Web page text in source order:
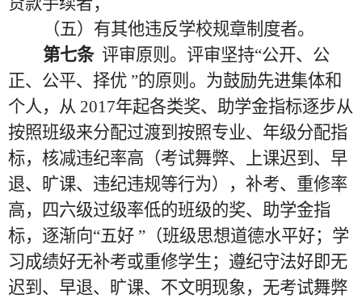
（五）有其他违反学校规章制度者。
第七条 评审原则。评审坚持“公开、公
正、公平、择优 ”的原则。为鼓励先进集体和
个人，从 2017年起各类奖、助学金指标逐步从
按照班级来分配过渡到按照专业、年级分配指
标，核减违纪率高（考试舞弊、上课迟到、早
退、旷课、违纪违规等行为），补考、重修率
高，四六级过级率低的班级的奖、助学金指
标，逐渐向“五好 ”（班级思想道德水平好；学
习成绩好无补考或重修学生；遵纪守法好即无
迟到、早退、旷课、不文明现象，无考试舞弊